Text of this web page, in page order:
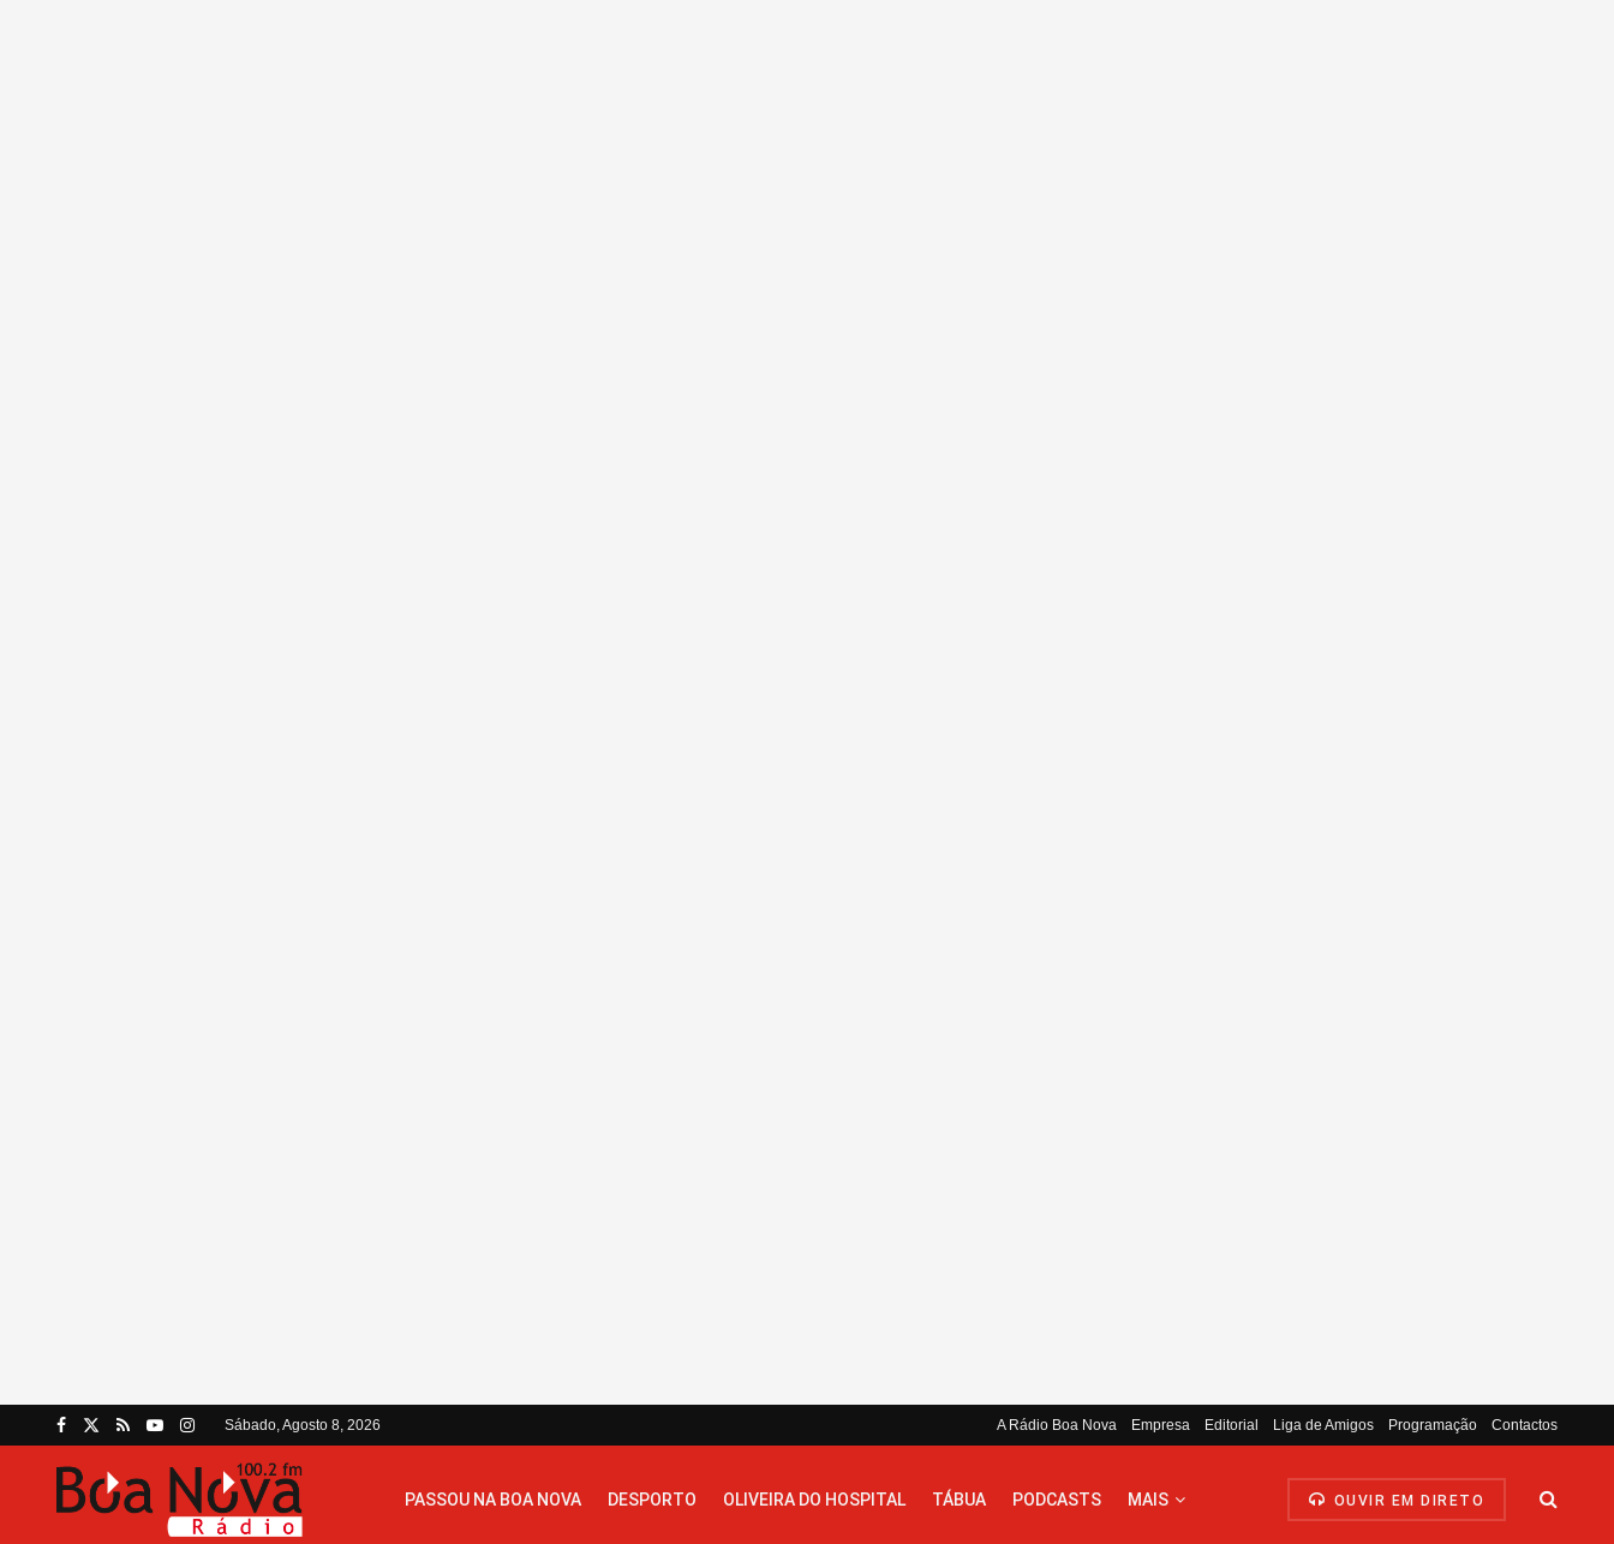
Sábado, Agosto 8, 2026 A Rádio Boa Nova Empresa Editorial Liga de Amigos Programação Contactos
PASSOU NA BOA NOVA DESPORTO OLIVEIRA DO HOSPITAL TÁBUA PODCASTS MAIS OUVIR EM DIRETO